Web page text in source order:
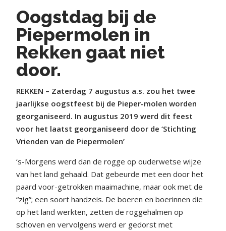
Oogstdag bij de
Piepermolen in
Rekken gaat niet
door.
REKKEN – Zaterdag 7 augustus a.s. zou het twee
jaarlijkse oogstfeest bij de Pieper-molen worden
georganiseerd. In augustus 2019 werd dit feest
voor het laatst georganiseerd door de ‘Stichting
Vrienden van de Piepermolen’
‘s-Morgens werd dan de rogge op ouderwetse wijze
van het land gehaald. Dat gebeurde met een door het
paard voor-getrokken maaimachine, maar ook met de
“zig”; een soort handzeis. De boeren en boerinnen die
op het land werkten, zetten de roggehalmen op
schoven en vervolgens werd er gedorst met